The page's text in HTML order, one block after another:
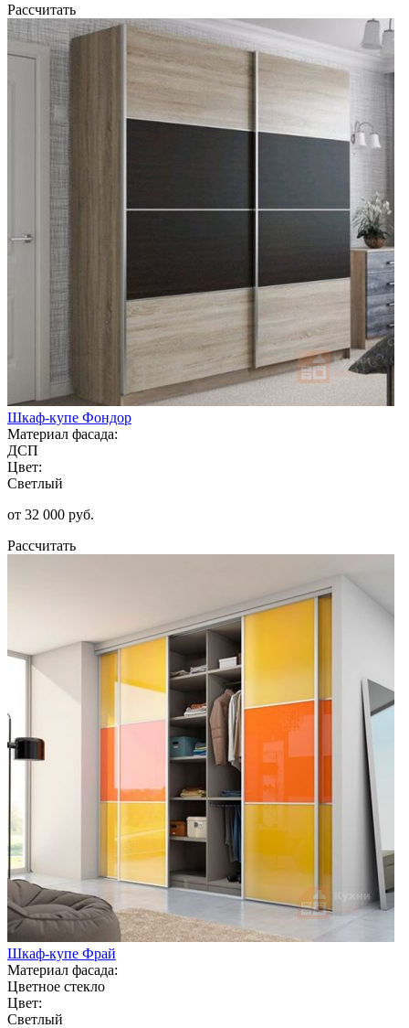
Рассчитать
Шкаф-купе Фондор
Материал фасада:
ДСП
Цвет:
Светлый
от 32 000 руб.
Рассчитать
Шкаф-купе Фрай
Материал фасада:
Цветное стекло
Цвет:
Светлый